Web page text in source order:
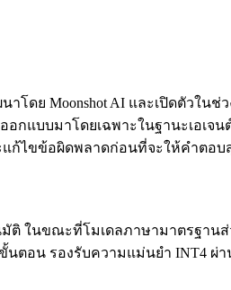
โดย Moonshot AI และเปิดตัวในช่
อกแบบมาโดยเฉพาะในฐานะเอเ
แก้ไขข้อผิดพลาดก่อนที่จะให้คำตอบ
มัติ ในขณะที่โมเดลภาษามาตรฐาน
น รองรับความแม่นยำ INT4 ผ่าน